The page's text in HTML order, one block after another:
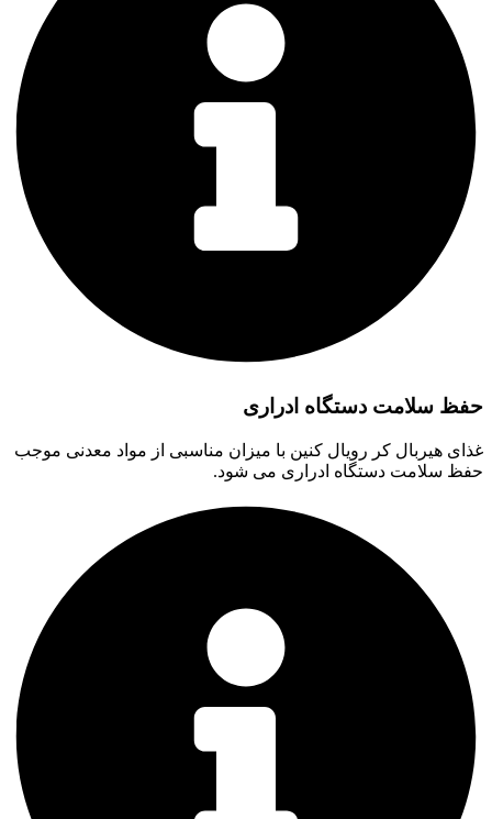
حفظ سلامت دستگاه ادراری
غذای هیربال کر رویال کنین با میزان مناسبی از مواد معدنی موجب
حفظ سلامت دستگاه ادراری می شود.